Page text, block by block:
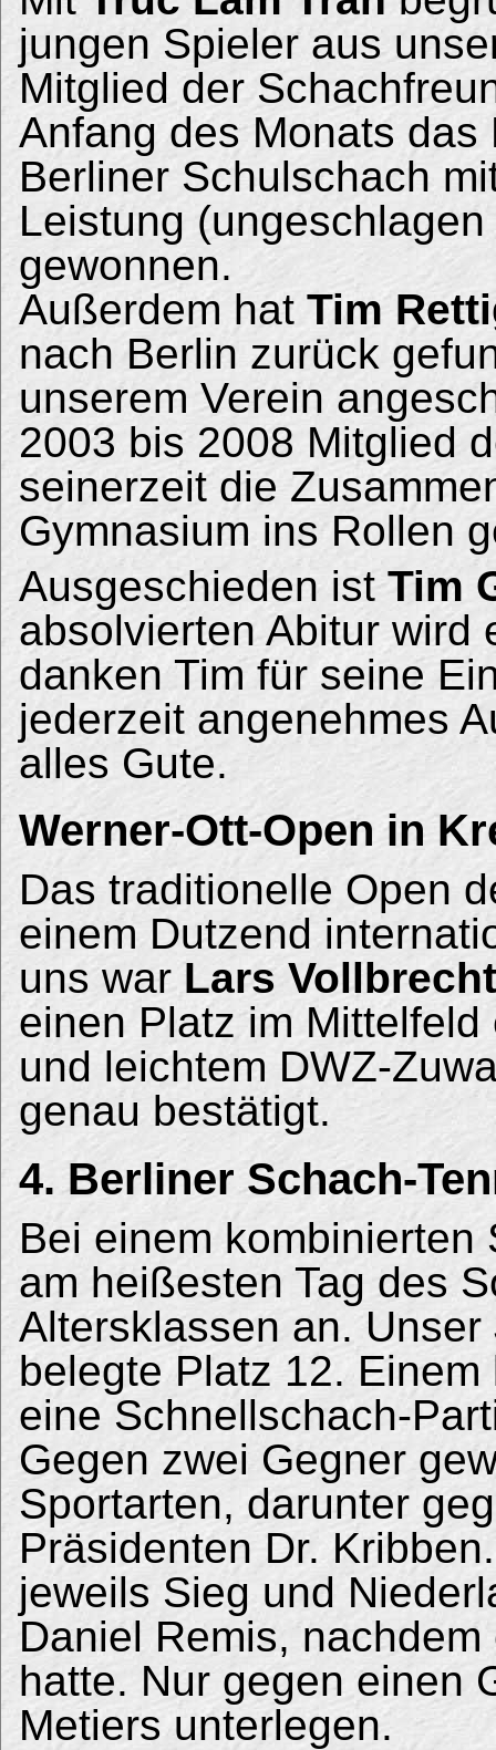
jungen Spieler aus
Mitglied der
Anfang des Monats
Berliner Schulschach
Leistung
gewonnen.
Außerdem hat Tim
nach Berlin zurück
unserem Verein
2003 bis 2008 Mitglied
seinerzeit die
Gymnasium ins Rollen
Ausgeschieden istTim
absolvierten Abitur wird
danken Tim für seine
jederzeit angenehmes
alles Gute.
Werner-Ott-Open in
Das traditionelle Open
einem Dutzend
uns war Lars Vollbrecht
einen Platz im
und leichtem DWZ-
genau bestätigt.
4. Berliner Schach-
Bei einem kombinierten
am heißesten Tag des
Altersklassen an.
belegte Platz 12.
eine Schnellschach-
Gegen zwei Gegner
Sportarten, darunter
Präsidenten Dr.
jeweils Sieg und
Daniel Remis,
hatte. Nur gegen einen
Metiers unterlegen.